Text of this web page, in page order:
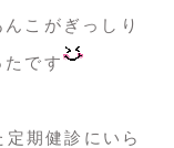
こがぎっしり
です
期健診にいら